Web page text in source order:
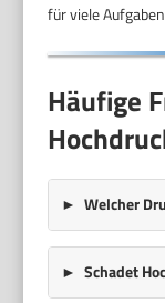
für viele
Häufige
Welcher
Schadet